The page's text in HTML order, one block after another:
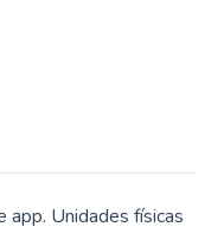
app. Unidades físicas